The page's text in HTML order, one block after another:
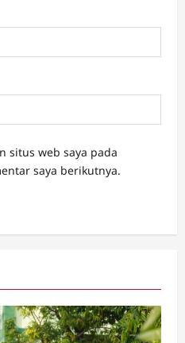
situs web saya pada
saya berikutnya.